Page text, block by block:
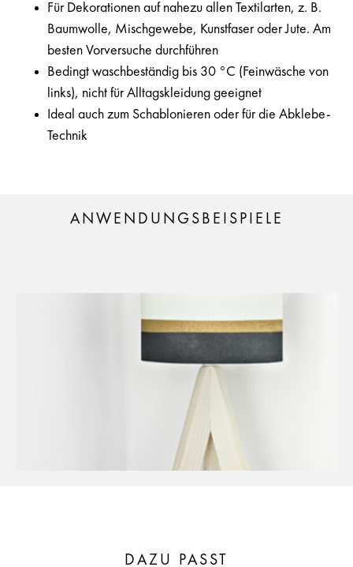
Für Dekorationen auf nahezu allen Textilarten, z. B.
Baumwolle, Mischgewebe, Kunstfaser oder Jute. Am
besten Vorversuche durchführen
Bedingt waschbeständig bis 30 °C (Feinwäsche von
links), nicht für Alltagskleidung geeignet
Ideal auch zum Schablonieren oder für die Abklebe-
Technik
ANWENDUNGSBEISPIELE
DAZU PASST